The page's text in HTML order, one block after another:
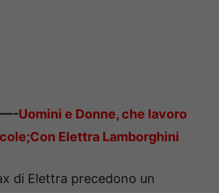
—-Uomini e Donne, che lavoro
Elettra Lamborghini
di Elettra precedono un